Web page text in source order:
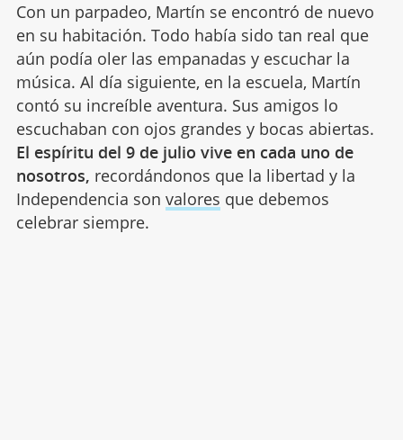
Con un parpadeo, Martín se encontró de nuevo
en su habitación. Todo había sido tan real que
aún podía oler las empanadas y escuchar la
música. Al día siguiente, en la escuela, Martín
contó su increíble aventura. Sus amigos lo
escuchaban con ojos grandes y bocas abiertas.
El espíritu del 9 de julio vive en cada uno de
nosotros, recordándonos que la libertad y la
Independencia son valores que debemos
celebrar siempre.